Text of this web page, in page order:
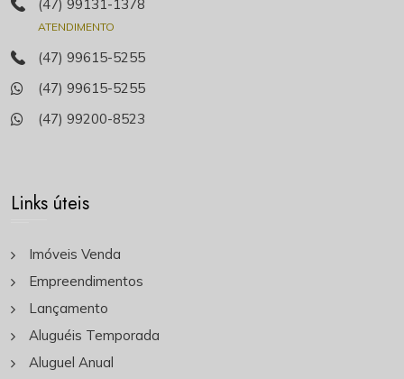
(47) 99131-1378
ATENDIMENTO
(47) 99615-5255
(47) 99615-5255
(47) 99200-8523
Links úteis
Imóveis Venda
Empreendimentos
Lançamento
Aluguéis Temporada
Aluguel Anual